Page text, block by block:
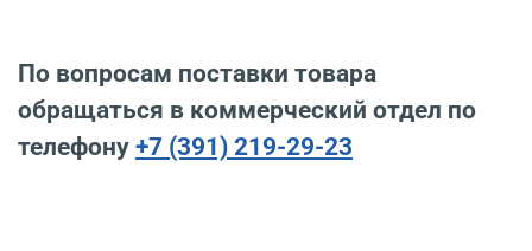
По вопросам поставки товара
обращаться в коммерческий отдел по
телефону +7 (391) 219-29-23